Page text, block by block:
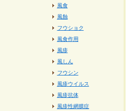
風食
風蝕
フウショク
風食作用
風疹
風しん
フウシン
風疹ウイルス
風疹抗体
風疹性網膜症